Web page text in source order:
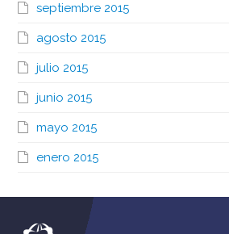
septiembre 2015
agosto 2015
julio 2015
junio 2015
mayo 2015
enero 2015